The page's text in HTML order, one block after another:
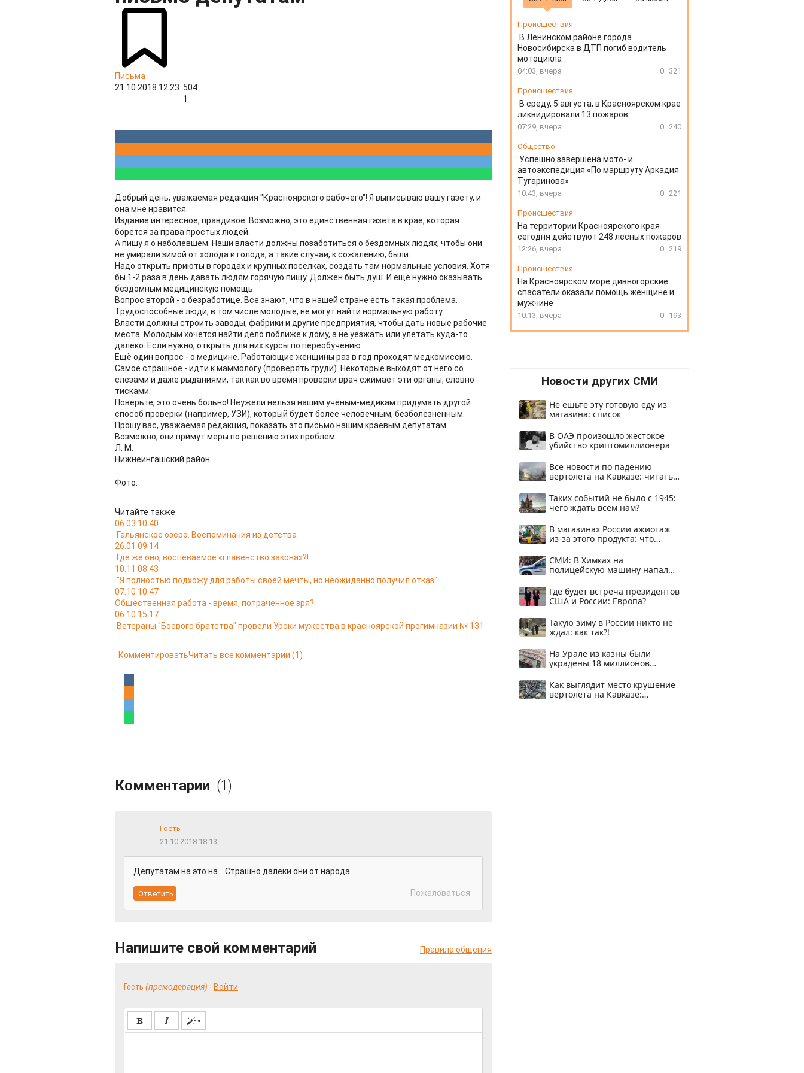
Письма
21.10.2018 12:23 504
1
Добрый день, уважаемая редакция "Красноярского рабочего"! Я выписываю вашу газету, и
она мне нравится.
Издание интересное, правдивое. Возможно, это единственная газета в крае, которая
борется за права простых людей.
А пишу я о наболевшем. Наши власти должны позаботиться о бездомных людях, чтобы они
не умирали зимой от холода и голода, а такие случаи, к сожалению, были.
Надо открыть приюты в городах и крупных посёлках, создать там нормальные условия. Хотя
бы 1-2 раза в день давать людям горячую пищу. Должен быть душ. И ещё нужно оказывать
бездомным медицинскую помощь.
Вопрос второй - о безработице. Все знают, что в нашей стране есть такая проблема.
Трудоспособные люди, в том числе молодые, не могут найти нормальную работу.
Власти должны строить заводы, фабрики и другие предприятия, чтобы дать новые рабочие
места. Молодым хочется найти дело поближе к дому, а не уезжать или улетать куда-то
далеко. Если нужно, открыть для них курсы по переобучению.
Ещё один вопрос - о медицине. Работающие женщины раз в год проходят медкомиссию.
Самое страшное - идти к маммологу (проверять груди). Некоторые выходят от него со
слезами и даже рыданиями, так как во время проверки врач сжимает эти органы, словно
тисками.
Поверьте, это очень больно! Неужели нельзя нашим учёным-медикам придумать другой
способ проверки (например, УЗИ), который будет более человечным, безболезненным.
Прошу вас, уважаемая редакция, показать это письмо нашим краевым депутатам.
Возможно, они примут меры по решению этих проблем.
Л. М.
Нижнеингашский район.
Фото:
Читайте также
06.03 10:40
Гальянское озеро. Воспоминания из детства
26.01 09:14
Где же оно, воспеваемое «главенство закона»?!
10.11 08:43
"Я полностью подхожу для работы своей мечты, но неожиданно получил отказ"
07.10 10:47
Общественная работа - время, потраченное зря?
06.10 15:17
Ветераны "Боевого братства" провели Уроки мужества в красноярской прогимназии № 131
КомментироватьЧитать все комментарии (1)
Комментарии (1)
Гость
21.10.2018 18:13
Депутатам на это на... Страшно далеки они от народа.
Пожаловаться
Напишите свой комментарий Правила общения
Гость (премодерация) Войти
Происшествия
В Ленинском районе города
Новосибирска в ДТП погиб водитель
мотоцикла
04:03, вчера 0 321
Происшествия
В среду, 5 августа, в Красноярском крае
ликвидировали 13 пожаров
07:29, вчера 0 240
Общество
Успешно завершена мото- и
автоэкспедиция «По маршруту Аркадия
Тугаринова»
10:43, вчера 0 221
Происшествия
На территории Красноярского края
сегодня действуют 248 лесных пожаров
12:26, вчера 0 219
Происшествия
На Красноярском море дивногорские
спасатели оказали помощь женщине и
мужчине
10:13, вчера 0 193
Новости других СМИ
Не ешьте эту готовую еду из
магазина: список
В ОАЭ произошло жестокое
убийство криптомиллионера
Все новости по падению
вертолета на Кавказе: читать
Таких событий не было с 1945:
чего ждать всем нам?
В магазинах России ажиотаж
из-за этого продукта: что
СМИ: В Химках на
полицейскую машину напали
Где будет встреча президентов
США и России: Европа?
Такую зиму в России никто не
ждал: как так?!
На Урале из казны были
украдены 18 миллионов
Как выглядит место крушение
вертолета на Кавказе: